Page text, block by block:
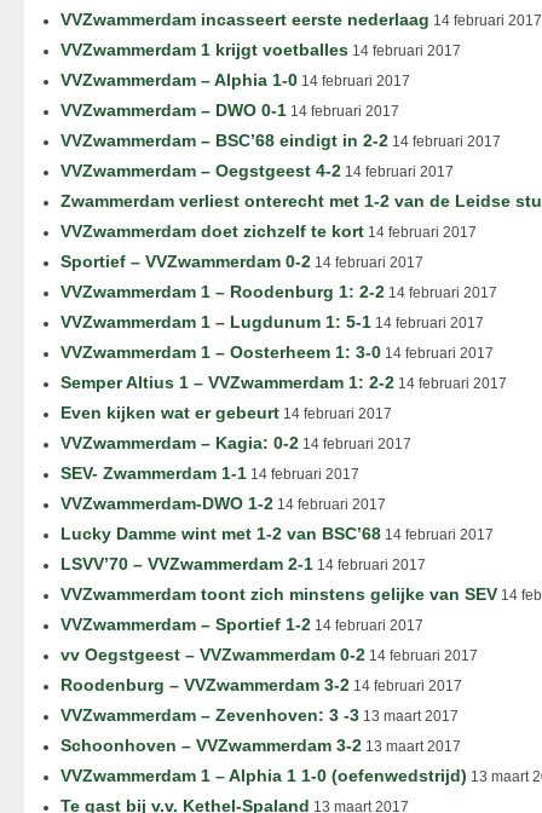
VVZwammerdam incasseert eerste nederlaag 14 februari 2017
VVZwammerdam 1 krijgt voetballes 14 februari 2017
VVZwammerdam – Alphia 1-0 14 februari 2017
VVZwammerdam – DWO 0-1 14 februari 2017
VVZwammerdam – BSC’68 eindigt in 2-2 14 februari 2017
VVZwammerdam – Oegstgeest 4-2 14 februari 2017
Zwammerdam verliest onterecht met 1-2 van de Leidse
VVZwammerdam doet zichzelf te kort 14 februari 2017
Sportief – VVZwammerdam 0-2 14 februari 2017
VVZwammerdam 1 – Roodenburg 1: 2-2 14 februari 2017
VVZwammerdam 1 – Lugdunum 1: 5-1 14 februari 2017
VVZwammerdam 1 – Oosterheem 1: 3-0 14 februari 2017
Semper Altius 1 – VVZwammerdam 1: 2-2 14 februari 2017
Even kijken wat er gebeurt 14 februari 2017
VVZwammerdam – Kagia: 0-2 14 februari 2017
SEV- Zwammerdam 1-1 14 februari 2017
VVZwammerdam-DWO 1-2 14 februari 2017
Lucky Damme wint met 1-2 van BSC’68 14 februari 2017
LSVV’70 – VVZwammerdam 2-1 14 februari 2017
VVZwammerdam toont zich minstens gelijke van SEV 14
VVZwammerdam – Sportief 1-2 14 februari 2017
vv Oegstgeest – VVZwammerdam 0-2 14 februari 2017
Roodenburg – VVZwammerdam 3-2 14 februari 2017
VVZwammerdam – Zevenhoven: 3 -3 13 maart 2017
Schoonhoven – VVZwammerdam 3-2 13 maart 2017
VVZwammerdam 1 – Alphia 1 1-0 (oefenwedstrijd) 13 maart
Te gast bij v.v. Kethel-Spaland 13 maart 2017